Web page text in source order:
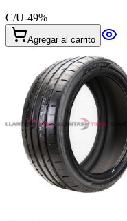
C/U-49%
Agregar al carrito